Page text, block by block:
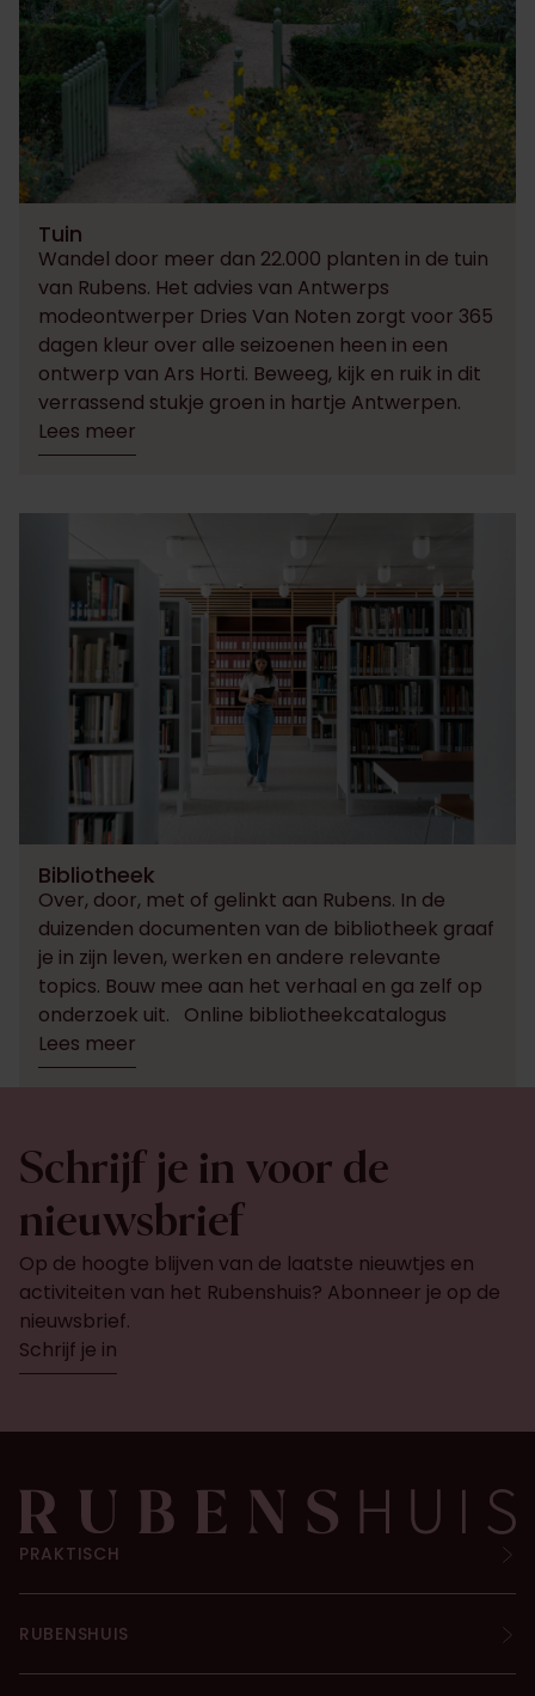
Tuin
Wandel door meer dan ​​22.000 planten in de tuin
van Rubens. Het ​​advies van Antwerps
modeontwerper Dries Van Noten zorgt voor 365
dagen kleur over alle seizoenen heen in een
ontwerp van Ars Horti. Beweeg, kijk en ruik in dit
verrassend stukje groen in hartje Antwerpen.
Lees meer
Bibliotheek
Over, door, met of gelinkt aan Rubens. In de
duizenden documenten van de bibliotheek graaf
je in zijn leven, werken en andere relevante
topics. Bouw mee aan het verhaal en ga zelf op
onderzoek uit. Online bibliotheekcatalogus
Lees meer
Schrijf je in voor de
nieuwsbrief
Op de hoogte blijven van de laatste nieuwtjes en
activiteiten van het Rubenshuis? Abonneer je op de
nieuwsbrief.
Schrijf je in
PRAKTISCH
RUBENSHUIS